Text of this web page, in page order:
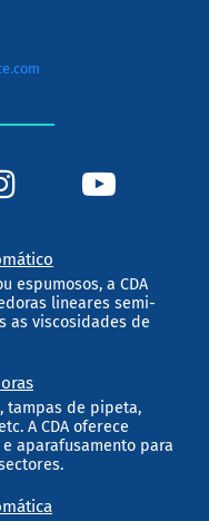
espumosos, a CDA
lineares semi-
as viscosidades de
tampas de pipeta,
A CDA oferece
aparafusamento para